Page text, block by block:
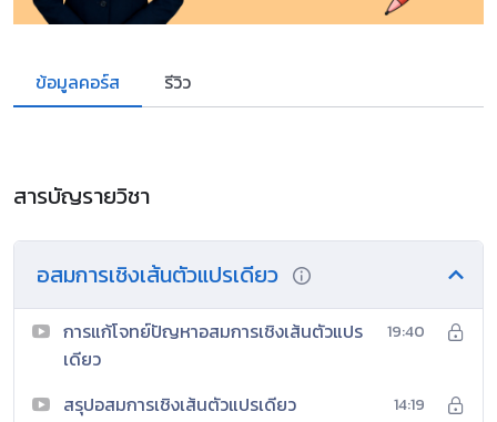
ข้อมูลคอร์ส รีวิว
สารบัญรายวิชา
อสมการเชิงเส้นตัวแปรเดียว
การแก้โจทย์ปัญหาอสมการเชิงเส้นตัวแปร
เดียว
19:40
สรุปอสมการเชิงเส้นตัวแปรเดียว 14:19